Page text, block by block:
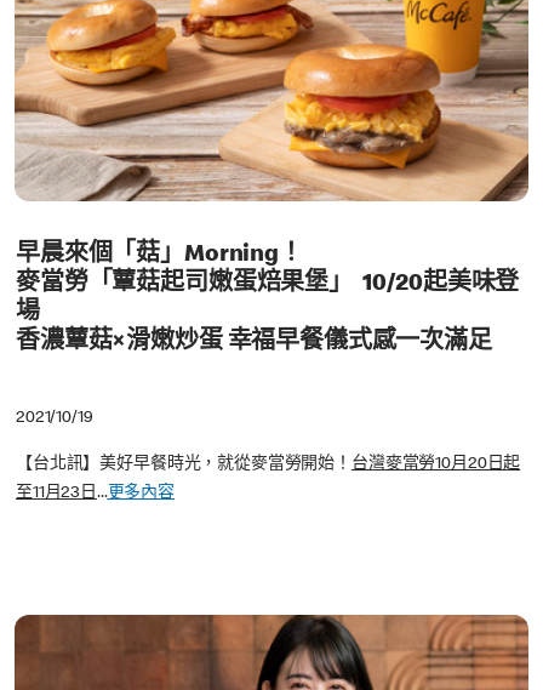
早晨來個「菇」Morning！
麥當勞「蕈菇起司嫩蛋焙果堡」 10/20起美味登
場
香濃蕈菇×滑嫩炒蛋 幸福早餐儀式感一次滿足
2021/10/19
【台北訊】美好早餐時光，就從麥當勞開始！ 台灣麥當勞10月20日起
至11月23日 ...更多內容